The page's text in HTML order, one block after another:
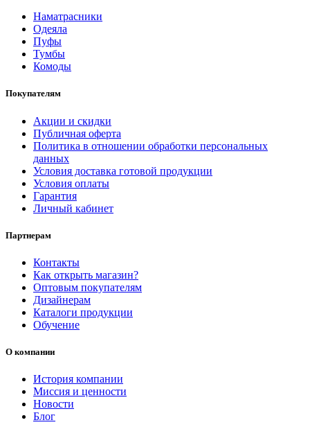
Наматрасники
Одеяла
Пуфы
Тумбы
Комоды
Покупателям
Акции и скидки
Публичная оферта
Политика в отношении обработки персональных
данных
Условия доставка готовой продукции
Условия оплаты
Гарантия
Личный кабинет
Партнерам
Контакты
Как открыть магазин?
Оптовым покупателям
Дизайнерам
Каталоги продукции
Обучение
О компании
История компании
Миссия и ценности
Новости
Блог